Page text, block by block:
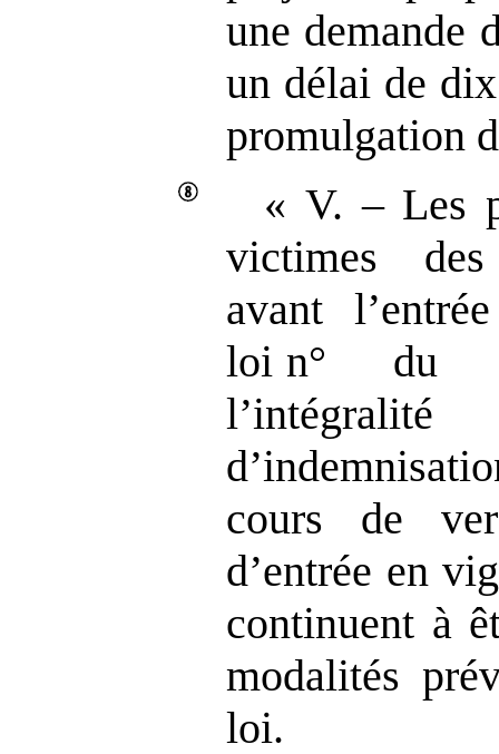
une demande
un délai de
promulgation
« V. – Les
victimes
avant
loi n° du
cours de
d’entrée en
continuent à
modalités
loi.